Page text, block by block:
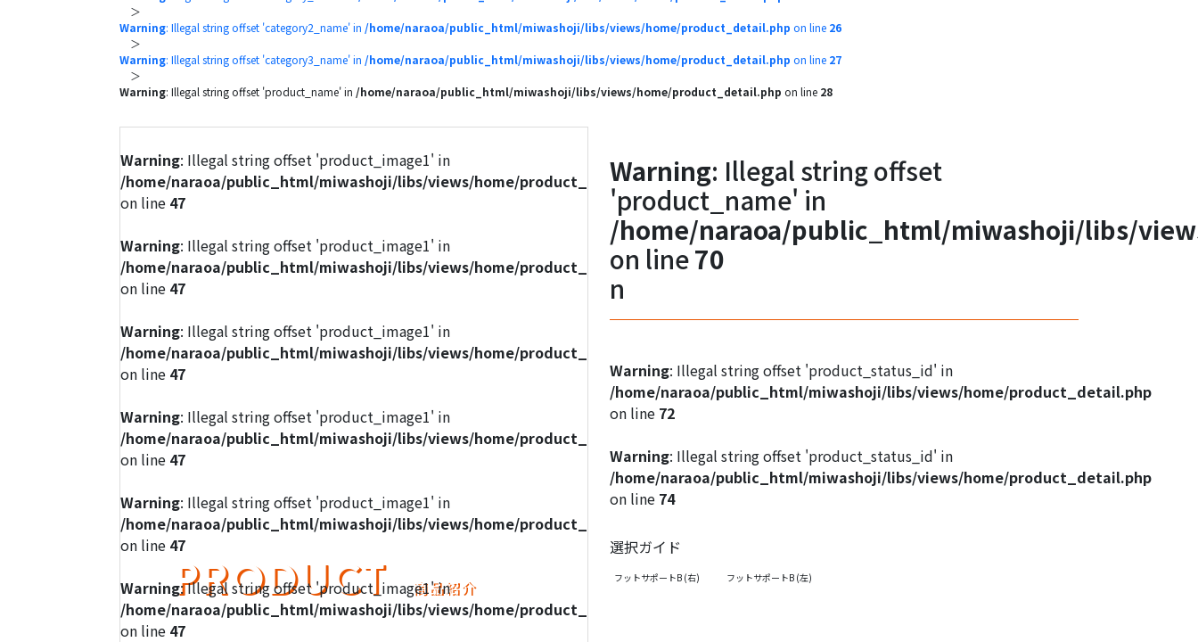
PRODUCT 商品紹介
＞
Warning: Illegal string offset 'category2_name' in /home/naraoa/public_html/miwashoji/libs/views/home/product_detail.php on line 26
＞
Warning: Illegal string offset 'category3_name' in /home/naraoa/public_html/miwashoji/libs/views/home/product_detail.php on line 27
＞
Warning: Illegal string offset 'product_name' in /home/naraoa/public_html/miwashoji/libs/views/home/product_detail.php on line 28
Warning: Illegal string offset 'product_image1' in
/home/naraoa/public_html/miwashoji/libs/views/home/product_detail.php
on line 47
Warning: Illegal string offset 'product_image1' in
/home/naraoa/public_html/miwashoji/libs/views/home/product_detail.php
on line 47
Warning: Illegal string offset 'product_image1' in
/home/naraoa/public_html/miwashoji/libs/views/home/product_detail.php
on line 47
Warning: Illegal string offset 'product_image1' in
/home/naraoa/public_html/miwashoji/libs/views/home/product_detail.php
on line 47
Warning: Illegal string offset 'product_image1' in
/home/naraoa/public_html/miwashoji/libs/views/home/product_detail.php
on line 47
Warning: Illegal string offset 'product_image1' in
/home/naraoa/public_html/miwashoji/libs/views/home/product_detail.php
on line 47
Warning: Illegal string offset
'product_name' in
/home/naraoa/public_html/miwashoji/libs/
on line70
n
Warning: Illegal string offset 'product_status_id' in
/home/naraoa/public_html/miwashoji/libs/views/home/product_detail.php
on line 72
Warning: Illegal string offset 'product_status_id' in
/home/naraoa/public_html/miwashoji/libs/views/home/product_detail.php
on line 74
選択ガイド
フットサポートB (右) フットサポートB (左)